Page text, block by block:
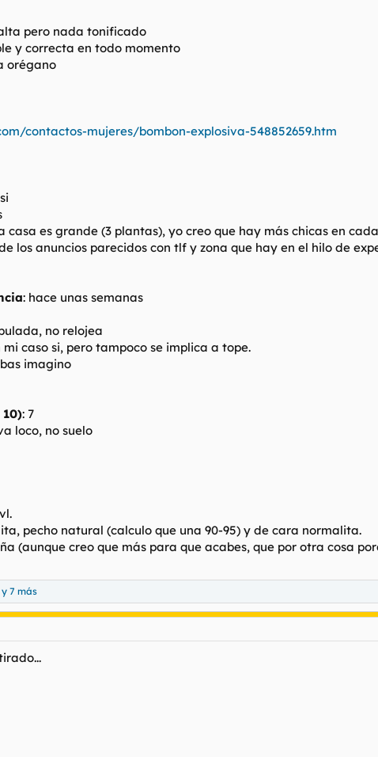
pero nada tonificado
y correcta en todo momento
orégano
contactos-mujeres/bombon-explosiva-548852659.htm
casa es grande (3 plantas), yo creo que hay más chicas en
los anuncios parecidos con tlf y zona que hay en el hilo de
: hace unas semanas
no relojea
mi caso si, pero tampoco se implica a tope.
imagino
: 7
loco, no suelo
pecho natural (calculo que una 90-95) y de cara normalita.
(aunque creo que más para que acabes, que por otra cosa
y 7 más